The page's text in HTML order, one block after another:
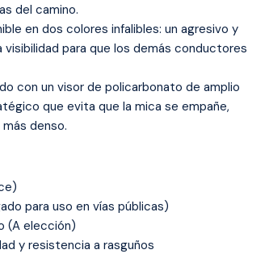
del camino.
en dos colores infalibles: un agresivo y
visibilidad para que los demás conductores
con un visor de policarbonato de amplio
que evita que la mica se empañe,
denso.
para uso en vías públicas)
(A elección)
y resistencia a rasguños